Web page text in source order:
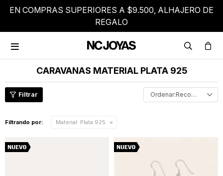
EN COMPRAS SUPERIORES A $9.500, ALHAJERO DE
REGALO

CARAVANAS MATERIAL PLATA 925
Recomendados
Filtrando por: Material: Plata 925